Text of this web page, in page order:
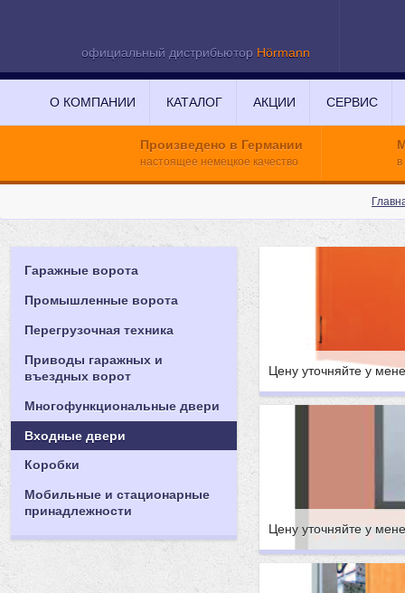
официальный дистрибьютор Hörmann
О КОМПАНИИ КАТАЛОГ АКЦИИ СЕРВИС
Произведено в Германии
настоящее немецкое качество
Гаражные ворота
Промышленные ворота
Перегрузочная техника
Приводы гаражных и
въездных ворот
Многофункциональные двери
Входные двери
Коробки
Мобильные и стационарные
принадлежности
Цену уточняйте у
Цену уточняйте у